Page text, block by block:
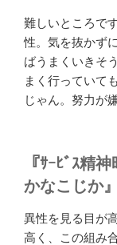
難しいところで
性。気を抜かず
ばうまくいきそ
まく行っていて
じゃん。努力が
『ｻｰﾋﾞｽ精
かなこじか
異性を見る目が
高く、この組み